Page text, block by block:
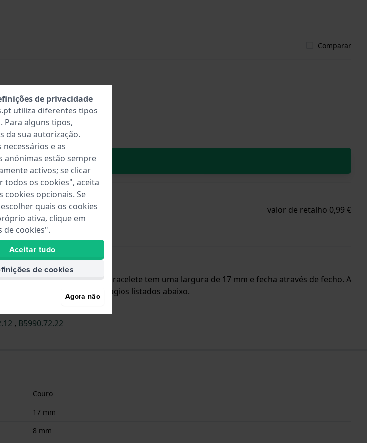
Comparar
No carrinho
valor de retalho 0,99 €
a 50 euros
de parafuso de sela. A bracelete tem uma largura de 17 mm e fecha através de fecho. A
só é adequada para os relógios listados abaixo.
, B5990.72.22
Couro
17 mm
8 mm
de privacidade
utiliza diferentes tipos
. Para alguns tipos,
da sua autorização.
necessários e as
anónimas estão sempre
activos; se clicar
todos os cookies", aceita
cookies opcionais. Se
quais os cookies
ativa, clique em
de cookies".
Aceitar tudo
de cookies
Agora não